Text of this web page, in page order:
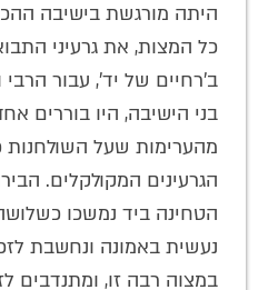
היתה מורגשת בישיבה
כל המצות, את גרעיני
ב'רחיים של יד', עבור
בני הישיבה, היו בוררים
מהערימות שעל השולחנות
הגרעינים המקולקלים.
הטחינה ביד נמשכו
נעשית באמונה ונחשבת
במצוה רבה זו, ומתנדבים